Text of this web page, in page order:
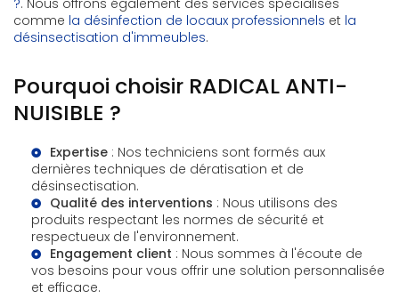
?. Nous offrons également des services spécialisés
comme la désinfection de locaux professionnels et la
désinsectisation d'immeubles.
Pourquoi choisir RADICAL ANTI-
NUISIBLE ?
Expertise : Nos techniciens sont formés aux
dernières techniques de dératisation et de
désinsectisation.
Qualité des interventions : Nous utilisons des
produits respectant les normes de sécurité et
respectueux de l'environnement.
Engagement client : Nous sommes à l'écoute de
vos besoins pour vous offrir une solution personnalisée
et efficace.